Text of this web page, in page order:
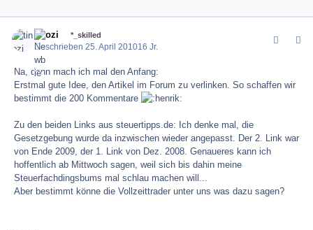
tinozi *_skilled
Geschrieben25. April 201016 Jr.
Na, dann mach ich mal den Anfang:
Erstmal gute Idee, den Artikel im Forum zu verlinken. So schaffen wir
bestimmt die 200 Kommentare
Zu den beiden Links aus steuertipps.de: Ich denke mal, die
Gesetzgebung wurde da inzwischen wieder angepasst. Der 2. Link war
von Ende 2009, der 1. Link von Dez. 2008. Genaueres kann ich
hoffentlich ab Mittwoch sagen, weil sich bis dahin meine
Steuerfachdingsbums mal schlau machen will...
Aber bestimmt könne die Vollzeittrader unter uns was dazu sagen?